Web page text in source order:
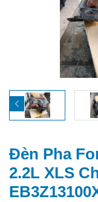
Đèn Pha
2.2L XLS